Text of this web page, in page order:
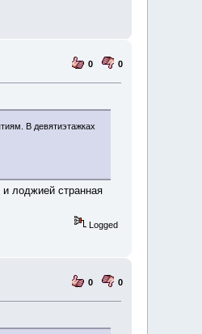
0 0
В девятиэтажках
лоджией странная
Logged
0 0